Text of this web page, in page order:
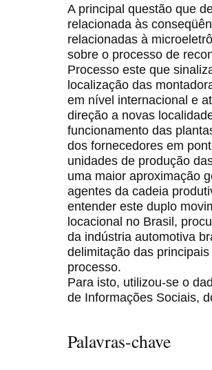
A principal questão que
relacionada às
relacionadas à
sobre o processo de
Processo este que
localização das
em nível internacional e
direção a novas
funcionamento das
dos fornecedores em
unidades de produção
uma maior aproximação
agentes da cadeia
entender este duplo
locacional no Brasil,
da indústria automotiva
delimitação das
processo.
Para isto, utilizou-se o
de Informações Sociais,
Palavras-chave